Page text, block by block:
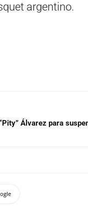
argentino.
Álvarez para